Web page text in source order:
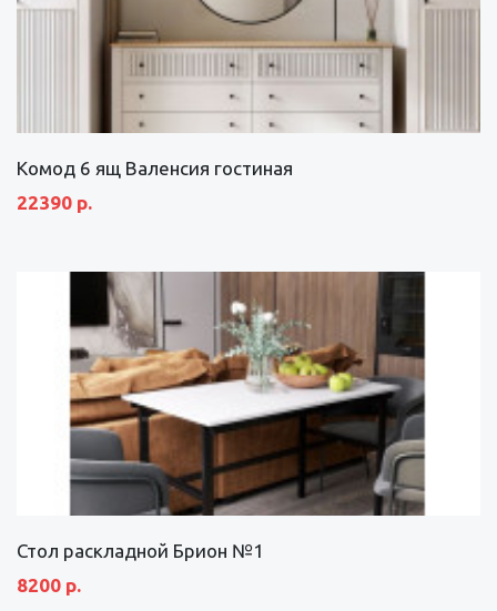
Комод 6 ящ Валенсия гостиная
22390 р.
Стол раскладной Брион №1
8200 р.